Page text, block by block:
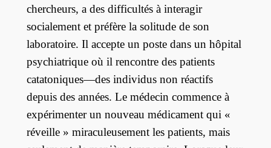
chercheurs, a des difficultés à interagir
socialement et préfère la solitude de son
laboratoire. Il accepte un poste dans un hôpital
psychiatrique où il rencontre des patients
catatoniques—des individus non réactifs
depuis des années. Le médecin commence à
expérimenter un nouveau médicament qui «
réveille » miraculeusement les patients, mais